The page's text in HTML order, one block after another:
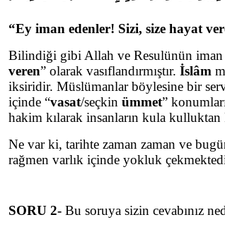
“Ey iman edenler! Sizi, size hayat
Bilindiği gibi Allah ve Resulünün iman
veren” olarak vasıflandırmıştır. İslâm
iksiridir. Müslümanlar böylesine bir
içinde “vasat/seçkin ümmet”
hakim kılarak insanların kula
Ne var ki, tarihte zaman zaman ve
rağmen varlık içinde yokluk
SORU 2-Bu soruya sizin cevabınız